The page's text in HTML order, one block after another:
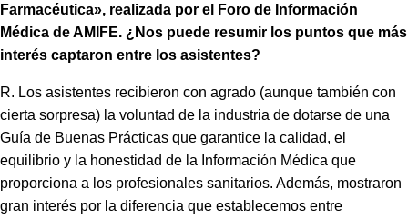
Farmacéutica», realizada por el Foro de Información
Médica de AMIFE. ¿Nos puede resumir los puntos que más
interés captaron entre los asistentes?
R. Los asistentes recibieron con agrado (aunque también con
cierta sorpresa) la voluntad de la industria de dotarse de una
Guía de Buenas Prácticas que garantice la calidad, el
equilibrio y la honestidad de la Información Médica que
proporciona a los profesionales sanitarios. Además, mostraron
gran interés por la diferencia que establecemos entre